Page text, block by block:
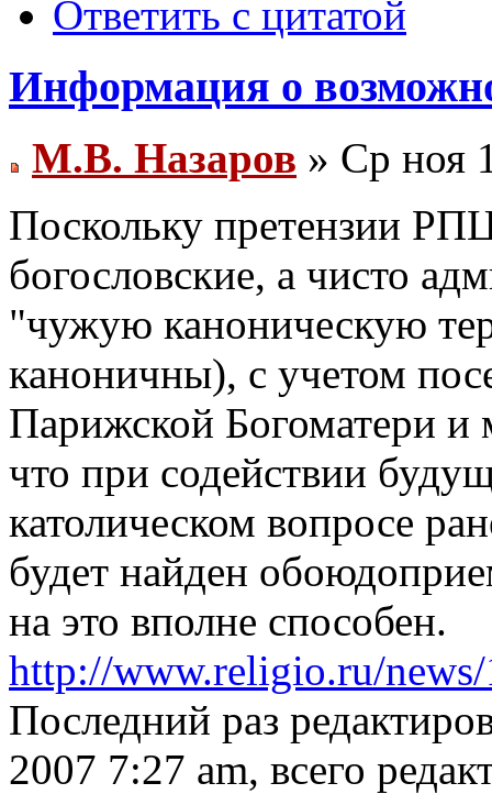
Ответить с цитатой
Информация о
М.В. Назаров » Ср ноя
Поскольку претензии
богословские, а чисто
"чужую каноническую
каноничны), с учетом
Парижской Богоматери и
что при содействии
католическом вопросе
будет найден
на это вполне способен.
http://www.religio.ru/
Последний раз
2007 7:27 am, всего